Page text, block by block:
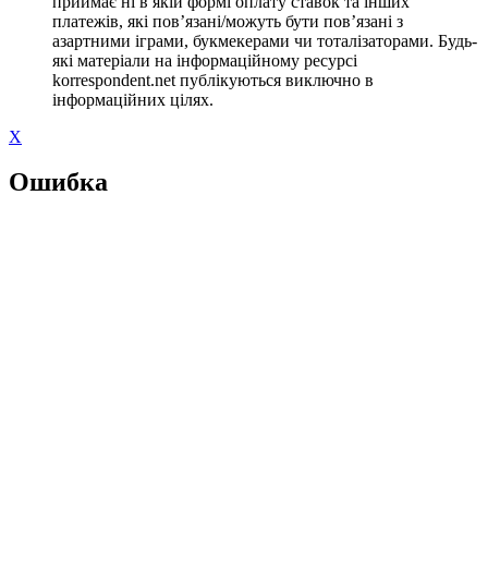
платежів, які пов’язані/можуть бути пов’язані з
азартними іграми, букмекерами чи тоталізаторами. Будь-
які матеріали на інформаційному ресурсі
korrespondent.net публікуються виключно в
інформаційних цілях.
X
Ошибка